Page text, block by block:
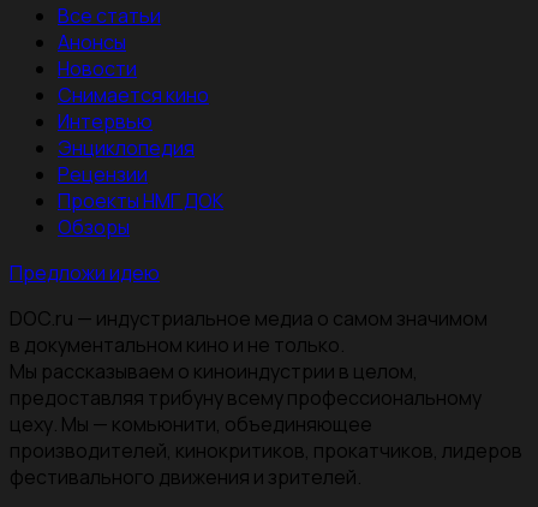
Все статьи
Анонсы
Новости
Снимается кино
Интервью
Энциклопедия
Рецензии
Проекты НМГ ДОК
Обзоры
Предложи идею
DOC.ru — индустриальное медиа о самом значимом
в документальном кино и не только.
Мы рассказываем о киноиндустрии в целом,
предоставляя трибуну всему профессиональному
цеху. Мы — комьюнити, объединяющее
производителей, кинокритиков, прокатчиков, лидеров
фестивального движения и зрителей.